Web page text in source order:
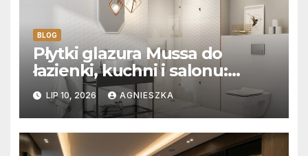
BLOG
Płytki glazura Mussa do
łazienki, kuchni i salonu:
Aksamitna faktura, głębia
blasku i uniwersalny styl
LIP 10, 2026 AGNIESZKA